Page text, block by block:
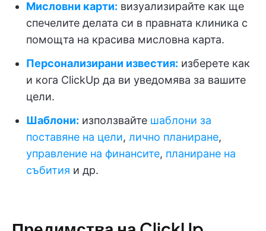
Мисловни карти: визуализирайте как ще
спечелите делата си в правната клиника с
помощта на красива мисловна карта.
Персонализирани известия: изберете как
и кога ClickUp да ви уведомява за вашите
цели.
Шаблони: използвайте шаблони за
поставяне на цели, лично планиране,
управление на финансите, планиране на
събития и др.